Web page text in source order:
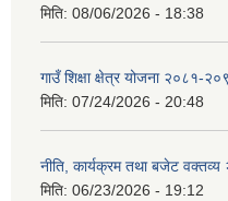
मिति: 08/06/2026 - 18:38
गाउँ शिक्षा क्षेत्र योजना २०८१-
मिति: 07/24/2026 - 20:48
नीति, कार्यक्रम तथा बजेट वक्तव्य
मिति: 06/23/2026 - 19:12